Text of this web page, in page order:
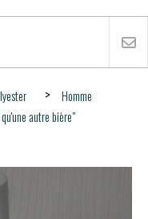
Homme
autre bière"